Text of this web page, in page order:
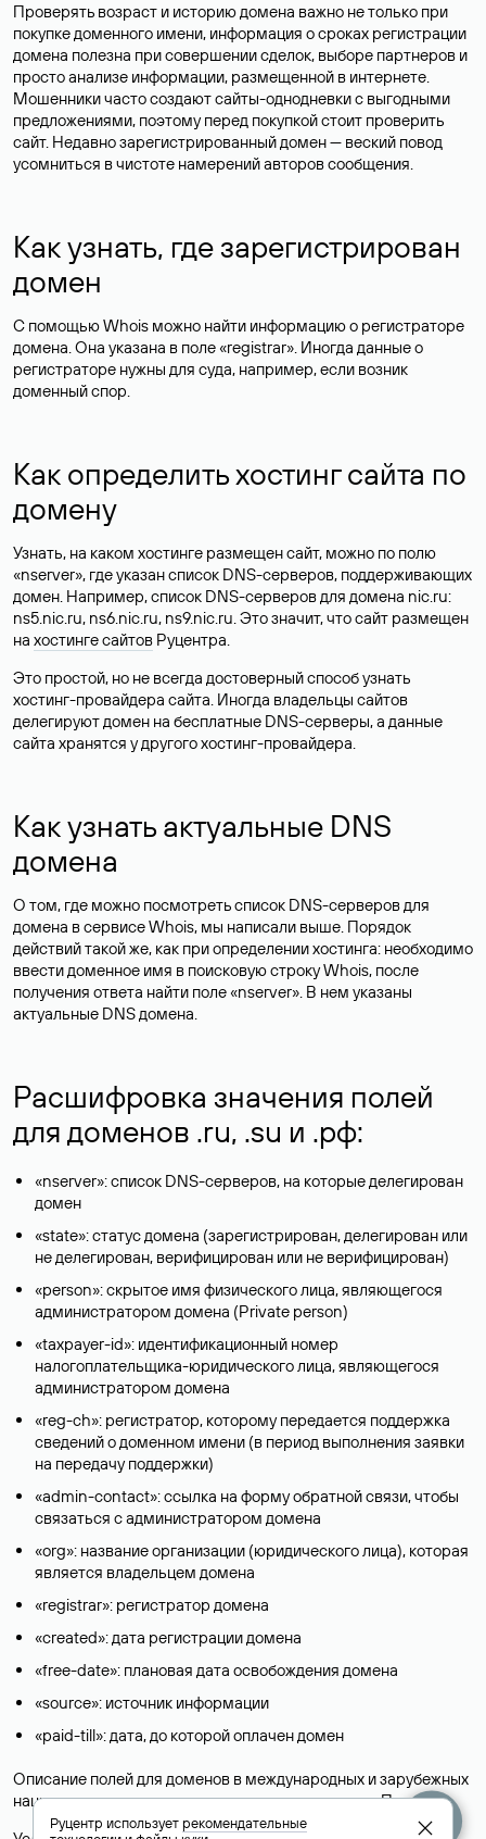
Проверять возраст и историю домена важно не только при
покупке доменного имени, информация о сроках регистрации
домена полезна при совершении сделок, выборе партнеров и
просто анализе информации, размещенной в интернете.
Мошенники часто создают сайты-однодневки с выгодными
предложениями, поэтому перед покупкой стоит проверить
сайт. Недавно зарегистрированный домен — веский повод
усомниться в чистоте намерений авторов сообщения.
Как узнать, где зарегистрирован
домен
С помощью Whois можно найти информацию о регистраторе
домена. Она указана в поле «registrar». Иногда данные о
регистраторе нужны для суда, например, если возник
доменный спор.
Как определить хостинг сайта по
домену
Узнать, на каком хостинге размещен сайт, можно по полю
«nserver», где указан список DNS-серверов, поддерживающих
домен. Например, список DNS-серверов для домена nic.ru:
ns5.nic.ru, ns6.nic.ru, ns9.nic.ru. Это значит, что сайт размещен
на хостинге сайтов Руцентра.
Это простой, но не всегда достоверный способ узнать
хостинг-провайдера сайта. Иногда владельцы сайтов
делегируют домен на бесплатные DNS-серверы, а данные
сайта хранятся у другого хостинг-провайдера.
Как узнать актуальные DNS
домена
О том, где можно посмотреть список DNS-серверов для
домена в сервисе Whois, мы написали выше. Порядок
действий такой же, как при определении хостинга: необходимо
ввести доменное имя в поисковую строку Whois, после
получения ответа найти поле «nserver». В нем указаны
актуальные DNS домена.
Расшифровка значения полей
для доменов .ru, .su и .рф:
«nserver»: список DNS-серверов, на которые делегирован
домен
«state»: статус домена (зарегистрирован, делегирован или
не делегирован, верифицирован или не верифицирован)
«person»: скрытое имя физического лица, являющегося
администратором домена (Privatе person)
«taxpayer-id»: идентификационный номер
налогоплательщика-юридического лица, являющегося
администратором домена
«reg-ch»: регистратор, которому передается поддержка
сведений о доменном имени (в период выполнения заявки
на передачу поддержки)
«admin-contact»: ссылка на форму обратной связи, чтобы
связаться с администратором домена
«org»: название организации (юридического лица), которая
является владельцем домена
«registrar»: регистратор домена
«created»: дата регистрации домена
«free-date»: плановая дата освобождения домена
«source»: источник информации
«paid-till»: дата, до которой оплачен домен
Описание полей для доменов в международных и зарубежных
национальных доменах представлены в разделе «Помощь».
Руцентр используетрекомендательные